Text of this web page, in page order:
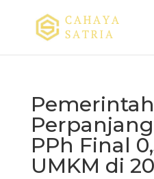
PPh Final
UMKM di